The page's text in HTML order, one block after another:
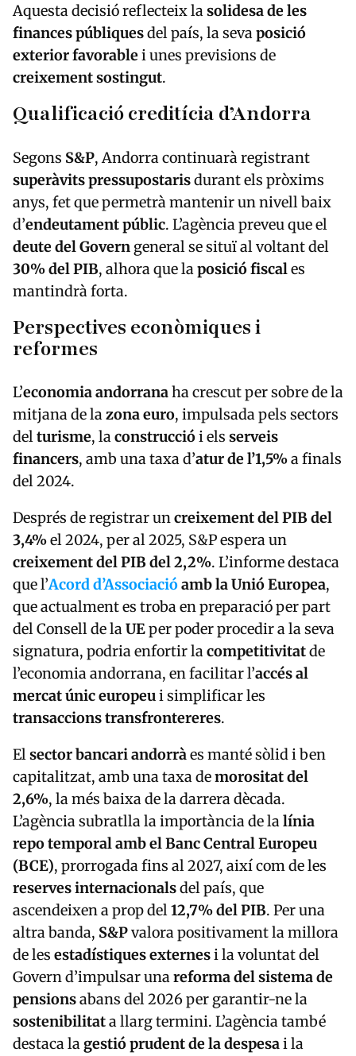
Aquesta decisió reflecteix lasolidesa de les
finances públiquesdel país, la sevaposició
exterior favorablei unes previsions de
creixement sostingut.
Qualificació creditícia d’Andorra
Segons S&P, Andorra continuarà registrant
superàvits pressupostarisdurant els pròxims
anys, fet que permetrà mantenir un nivell baix
d’endeutament públic. L’agència preveu que el
deute del Govern general se situï al voltant del
30% del PIB, alhora que laposició fiscales
mantindrà forta.
Perspectives econòmiques i
reformes
L’economia andorranaha crescut per sobre de la
mitjana de lazona euro, impulsada pels sectors
delturisme, laconstrucciói els serveis
financers, amb una taxa d’atur de l’1,5%a finals
del 2024.
Després de registrar uncreixement del PIB del
3,4%el 2024, per al 2025, S&P espera un
creixement del PIB del 2,2%. L’informe destaca
que l’Acord d’Associacióamb la Unió Europea,
que actualment es troba en preparació per part
del Consell de laUEper poder procedir a la seva
signatura, podria enfortir lacompetitivitatde
l’economia andorrana, en facilitar l’accés al
mercat únic europeui simplificar les
transaccions transfrontereres.
Elsector bancari andorràes manté sòlid i ben
capitalitzat, amb una taxa demorositat del
2,6%, la més baixa de la darrera dècada.
L’agència subratlla la importància de lalínia
repo temporal amb el Banc Central Europeu
(BCE), prorrogada fins al 2027, així com de les
reserves internacionalsdel país, que
ascendeixen a prop del12,7% del PIB. Per una
altra banda, S&Pvalora positivament la millora
de les estadístiques externesi la voluntat del
Govern d’impulsar unareforma del sistema de
pensionsabans del 2026 per garantir-ne la
sostenibilitata llarg termini. L’agència també
destaca lagestió prudent de la despesai la